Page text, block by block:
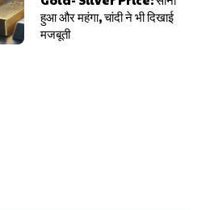
हुआ और महंगा, चांदी ने भी दिखाई
मजबूती